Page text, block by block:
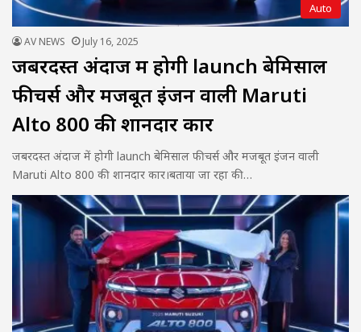
Auto
AV NEWS July 16, 2025
जबरदस्त अंदाज में होगी launch बेमिसाल
फीचर्स और मजबूत इंजन वाली Maruti
Alto 800 की शानदार कार
जबरदस्त अंदाज में होगी launch बेमिसाल फीचर्स और मजबूत इंजन वाली
Maruti Alto 800 की शानदार कार।बताया जा रहा की…